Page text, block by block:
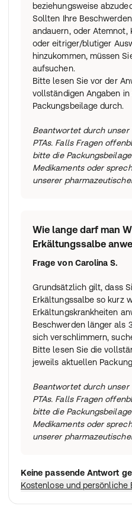
beziehungsweise
Sollten Ihre
andauern, oder Atemnot,
oder eitriger/blutiger
hinzukommen, müssen
aufsuchen.
Bitte lesen Sie vor der
vollständigen Angaben
Packungsbeilage durch.
Beantwortet durch unser
PTAs. Falls Fragen
bitte die
Medikaments oder
unserer
Wie lange darf man
Erkältungssalbe
Frage von Carolina S.
Grundsätzlich gilt, dass
Erkältungssalbe so kurz
Erkältungskrankheiten
Beschwerden länger als
sich verschlimmern,
Bitte lesen Sie die
jeweils aktuellen
Beantwortet durch unser
PTAs. Falls Fragen
bitte die
Medikaments oder
unserer
Keine passende Antwort
Kostenlose und persönliche